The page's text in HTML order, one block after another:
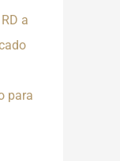
a
para